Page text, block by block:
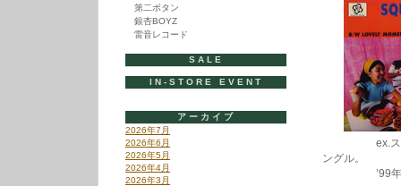
ex.ストライ
ングル。
’99年、マジ
第二ボタン
銀杏BOYZ
雷音レコード
SALE
IN-STORE EVENT
アーカイブ
2026年7月
2026年6月
2026年5月
2026年4月
2026年3月